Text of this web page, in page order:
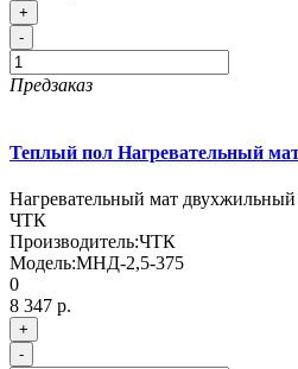
+
-
Предзаказ
Теплый пол Нагревательный
Нагревательный мат
ЧТК
Производитель:ЧТК
Модель:МНД-2,5-375
0
8 347 р.
+
-